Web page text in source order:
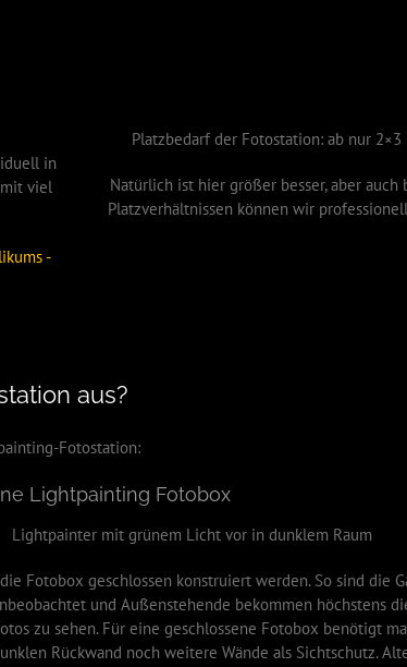
in
viel
-
Platzbedarf der Fotostation: ab nur 2×3
Natürlich ist hier größer besser, aber auch
Platzverhältnissen können wir
aus?
Fotostation:
Lightpainting Fotobox
Fotobox geschlossen konstruiert werden. So sind die
und Außenstehende bekommen höchstens
zu sehen. Für eine geschlossene Fotobox benötigt
Rückwand noch weitere Wände als Sichtschutz.